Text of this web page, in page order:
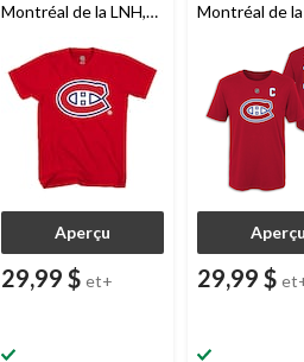
Montréal de la LNH,
choix de tailles
Aperçu
29,99 $ et+
Montréal de
choix de
29,99 $